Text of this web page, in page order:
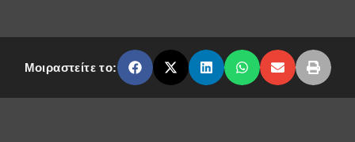
Μοιραστείτε το: